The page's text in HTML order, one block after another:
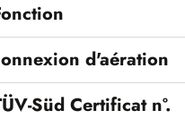
d'aération
Süd Certificat n°.